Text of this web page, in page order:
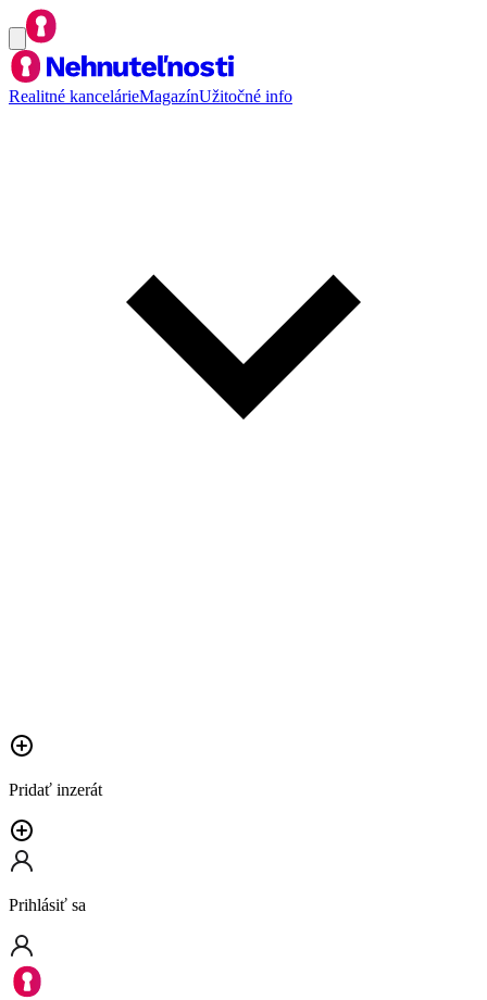
Realitné kancelárieMagazínUžitočné info
Pridať inzerát
Prihlásiť sa